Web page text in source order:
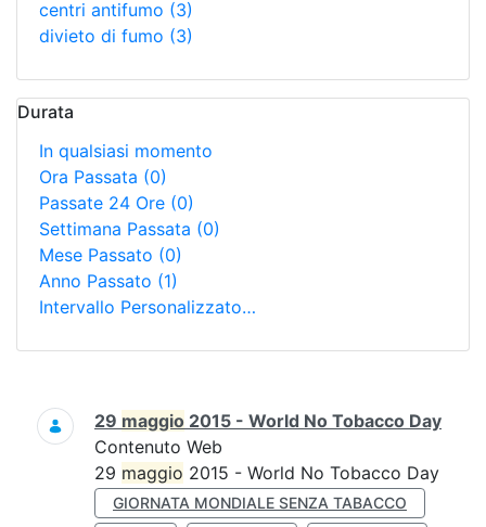
centri antifumo (3)
divieto di fumo (3)
Durata
In qualsiasi momento
Ora Passata (0)
Passate 24 Ore (0)
Settimana Passata (0)
Mese Passato (0)
Anno Passato (1)
Intervallo Personalizzato…
Ricerca
29 maggio 2015 - World No Tobacco Day
Contenuto Web
29 maggio 2015 - World No Tobacco Day
GIORNATA MONDIALE SENZA TABACCO